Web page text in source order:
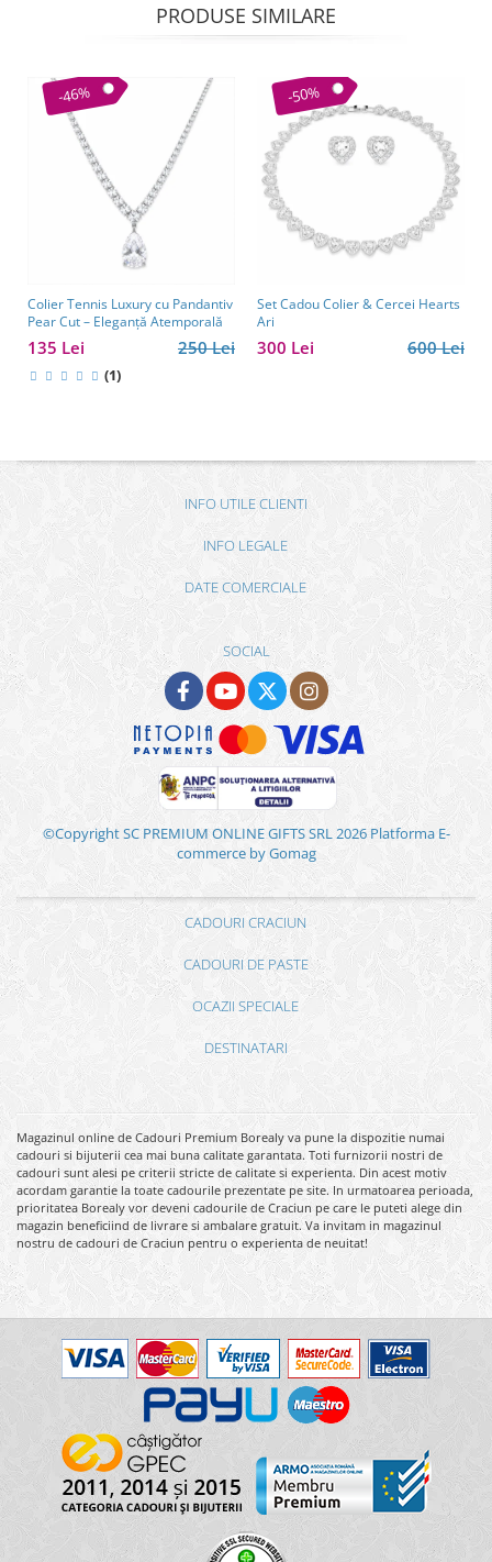
PRODUSE SIMILARE
-46%
Colier Tennis Luxury cu Pandantiv
Pear Cut – Eleganță Atemporală
250 Lei
135 Lei
(1)
-50%
Set Cadou Colier & Cercei Hearts
Ari
600 Lei
300 Lei
INFO UTILE CLIENTI
INFO LEGALE
DATE COMERCIALE
SOCIAL
©Copyright SC PREMIUM ONLINE GIFTS SRL 2026 Platforma E-
commerce by Gomag
CADOURI CRACIUN
CADOURI DE PASTE
OCAZII SPECIALE
DESTINATARI
Magazinul online de Cadouri Premium Borealy va pune la dispozitie numai
cadouri si bijuterii cea mai buna calitate garantata. Toti furnizorii nostri de
cadouri sunt alesi pe criterii stricte de calitate si experienta. Din acest motiv
acordam garantie la toate cadourile prezentate pe site. In urmatoarea perioada,
prioritatea Borealy vor deveni cadourile de Craciun pe care le puteti alege din
magazin beneficiind de livrare si ambalare gratuit. Va invitam in magazinul
nostru de cadouri de Craciun pentru o experienta de neuitat!